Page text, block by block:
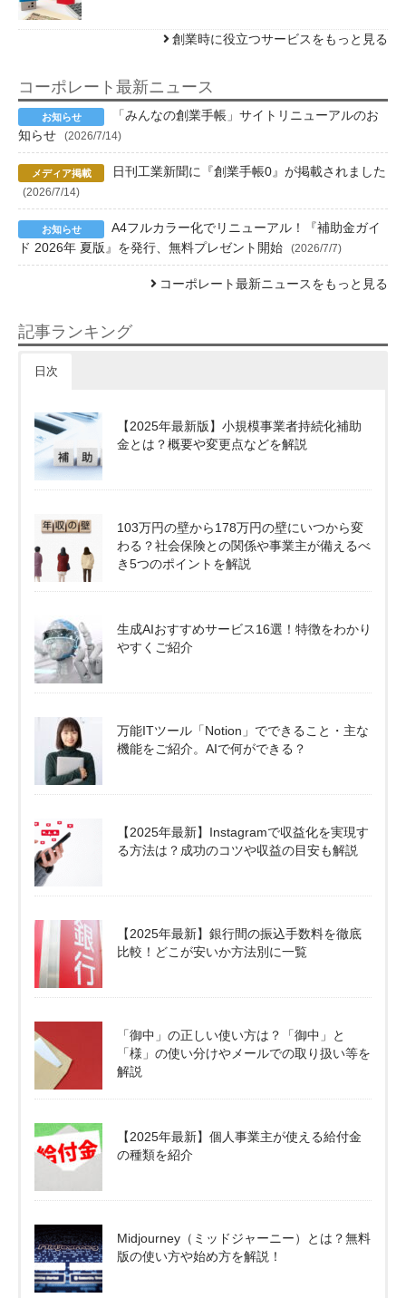
創業時に役立つサービスをもっと見る
コーポレート最新ニュース
「みんなの創業手帳」サイトリニューアルのお
知らせ
(2026/7/14)
日刊工業新聞に『創業手帳0』が掲載されました
(2026/7/14)
A4フルカラー化でリニューアル！『補助金ガイ
ド 2026年 夏版』を発行、無料プレゼント開始
(2026/7/7)
コーポレート最新ニュースをもっと見る
記事ランキング
日次
【2025年最新版】小規模事業者持続化補助
金とは？概要や変更点などを解説
103万円の壁から178万円の壁にいつから変
わる？社会保険との関係や事業主が備えるべ
き5つのポイントを解説
生成AIおすすめサービス16選！特徴をわかり
やすくご紹介
万能ITツール「Notion」でできること・主な
機能をご紹介。AIで何ができる？
【2025年最新】Instagramで収益化を実現す
る方法は？成功のコツや収益の目安も解説
【2025年最新】銀行間の振込手数料を徹底
比較！どこが安いか方法別に一覧
「御中」の正しい使い方は？「御中」と
「様」の使い分けやメールでの取り扱い等を
解説
【2025年最新】個人事業主が使える給付金
の種類を紹介
Midjourney（ミッドジャーニー）とは？無料
版の使い方や始め方を解説！